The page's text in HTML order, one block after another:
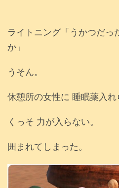
ライトニング「うかつだ
か」
うそん。
休憩所の女性に 睡眠薬入れ
くっそ 力が入らない。
囲まれてしまった。